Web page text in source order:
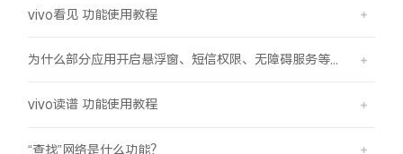
vivo看见 功能使用教程
vivo读谱 功能使用教程
“查找”网络是什么功能？